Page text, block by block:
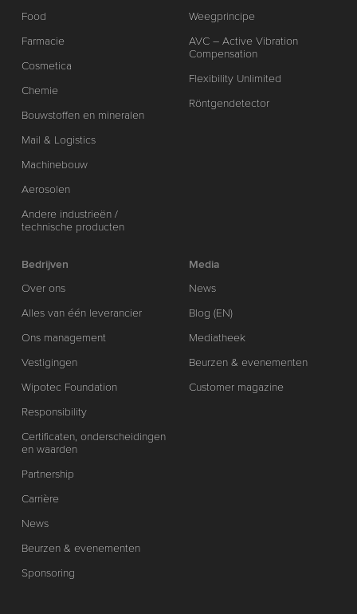
Food
Farmacie
Cosmetica
Chemie
Bouwstoffen en mineralen
Mail & Logistics
Machinebouw
Aerosolen
Andere industrieën /
technische producten
Weegprincipe
AVC – Active Vibration
Compensation
Flexibility Unlimited
Röntgendetector
Bedrijven
Over ons
Alles van één leverancier
Ons management
Vestigingen
Wipotec Foundation
Responsibility
Certificaten, onderscheidingen
en waarden
Partnership
Carrière
News
Beurzen & evenementen
Sponsoring
Media
News
Blog (EN)
Mediatheek
Beurzen & evenementen
Customer magazine